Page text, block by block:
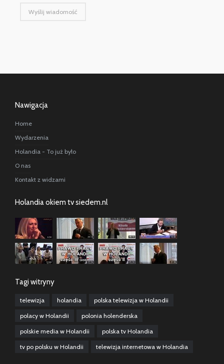
Wyślij wiadomość
Nawigacja
Home
Wydarzenia
Holandia - To już było
O nas
Kontakt z widzami
Holandia okiem tv siedem.nl
Tagi witryny
telewizja holandia polska telewizja w Holandii
polacy w Holandii polonia holenderska
polskie media w Holandii polska tv Holandia
tv po polsku w Holandii telewizja internetowa w Holandia